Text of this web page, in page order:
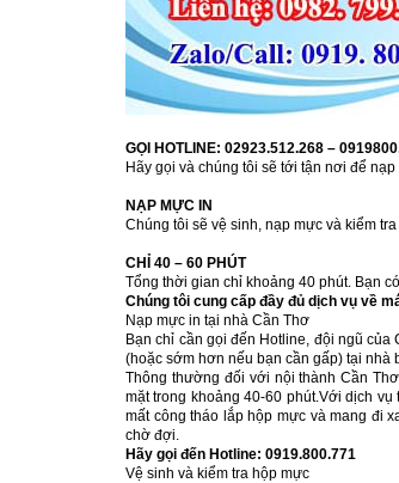
GỌI HOTLINE: 02923.512.268 –
Hãy gọi và chúng tôi sẽ tới tận nơi để
NẠP MỰC IN
Chúng tôi sẽ vệ sinh, nạp mực và kiểm
CHỈ 40 – 60 PHÚT
Tổng thời gian chỉ khoảng 40 phút. Bạn
Chúng tôi cung cấp đầy đủ dịch vụ về
Nạp mực in tại nhà Cần Thơ
Bạn chỉ cần gọi đến Hotline, đội ngũ của
(hoặc sớm hơn nếu bạn cần gấp) tại nhà
Thông thường đối với nội thành Cần
mặt trong khoảng 40-60 phút.Với dịch
mất công tháo lắp hộp mực và mang đi
chờ đợi.
Hãy gọi đến Hotline: 0919.800.771
Vệ sinh và kiểm tra hộp mực